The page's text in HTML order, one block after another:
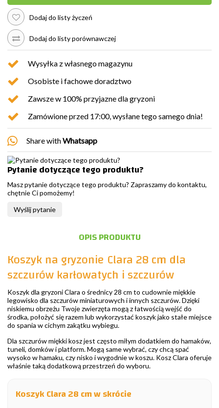
Dodaj do listy życzeń
Dodaj do listy porównawczej
Wysyłka z własnego magazynu
Osobiste i fachowe doradztwo
Zawsze w 100% przyjazne dla gryzoni
Zamówione przed 17:00, wysłane tego samego dnia!
Share withWhatsapp
Pytanie dotyczące tego produktu?
Masz pytanie dotyczące tego produktu? Zapraszamy do kontaktu,
chętnie Ci pomożemy!
Wyślij pytanie
OPIS PRODUKTU
Koszyk na gryzonie Clara 28 cm dla
szczurów karłowatych i szczurów
Koszyk dla gryzoni Clara o średnicy 28 cm to cudownie miękkie
legowisko dla szczurów miniaturowych i innych szczurów. Dzięki
niskiemu obrzeżu Twoje zwierzęta mogą z łatwością wejść do
środka, położyć się razem lub wykorzystać koszyk jako stałe miejsce
do spania w cichym zakątku wybiegu.
Dla szczurów miękki kosz jest często miłym dodatkiem do hamaków,
tuneli, domków i platform. Mogą same wybrać, czy chcą spać
wysoko w hamaku, czy nisko i wygodnie w koszu. Kosz Clara oferuje
właśnie taką dodatkową przestrzeń do wyboru.
Koszyk Clara 28 cm w skrócie